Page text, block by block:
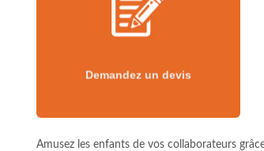
Demandez un devis
Demandez un devis
Amusez les enfants de vos collaborateurs